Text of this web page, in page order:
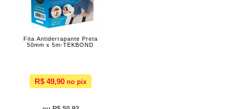
Fita Antiderrapante Preta
50mm x 5m-TEKBOND
R$ 49,90